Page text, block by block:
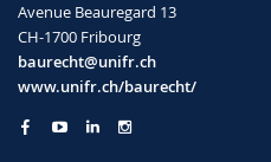
Sciences et médecine
Interfacultaire
Collaborateurs
Doctorants
Webmail
Programme des cours
Avenue Beauregard 13
CH-1700 Fribourg
baurecht@unifr.ch
www.unifr.ch/baurecht/